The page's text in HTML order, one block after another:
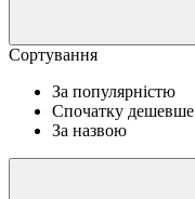
Сортування
За популярністю
Спочатку дешевше
За назвою